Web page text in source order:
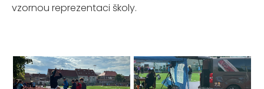
vzornou reprezentaci školy.